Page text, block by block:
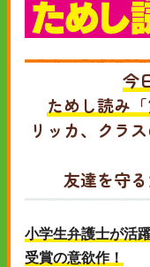
今
ためし読み
リッカ、クラ
友達を守
小学生弁護士が活
受賞の意欲作！